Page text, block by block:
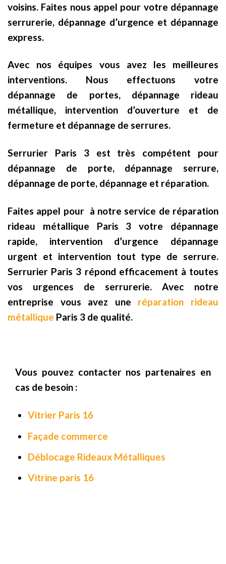
voisins. Faites nous appel pour votre dépannage
serrurerie, dépannage d’urgence et dépannage
express.
Avec nos équipes vous avez les meilleures
interventions. Nous effectuons votre
dépannage de portes, dépannage rideau
métallique, intervention d’ouverture et de
fermeture et dépannage de serrures.
Serrurier Paris 3 est très compétent pour
dépannage de porte, dépannage serrure,
dépannage de porte, dépannage et réparation.
Faites appel pour à notre service de réparation
rideau métallique Paris 3 votre dépannage
rapide, intervention d’urgence dépannage
urgent et intervention tout type de serrure.
Serrurier Paris 3 répond efficacement à toutes
vos urgences de serrurerie. Avec notre
entreprise vous avez une réparation rideau
métallique Paris 3 de qualité.
Vous pouvez contacter nos partenaires en
cas de besoin :
Vitrier Paris 16
Façade commerce
Déblocage Rideaux Métalliques
Vitrine paris 16